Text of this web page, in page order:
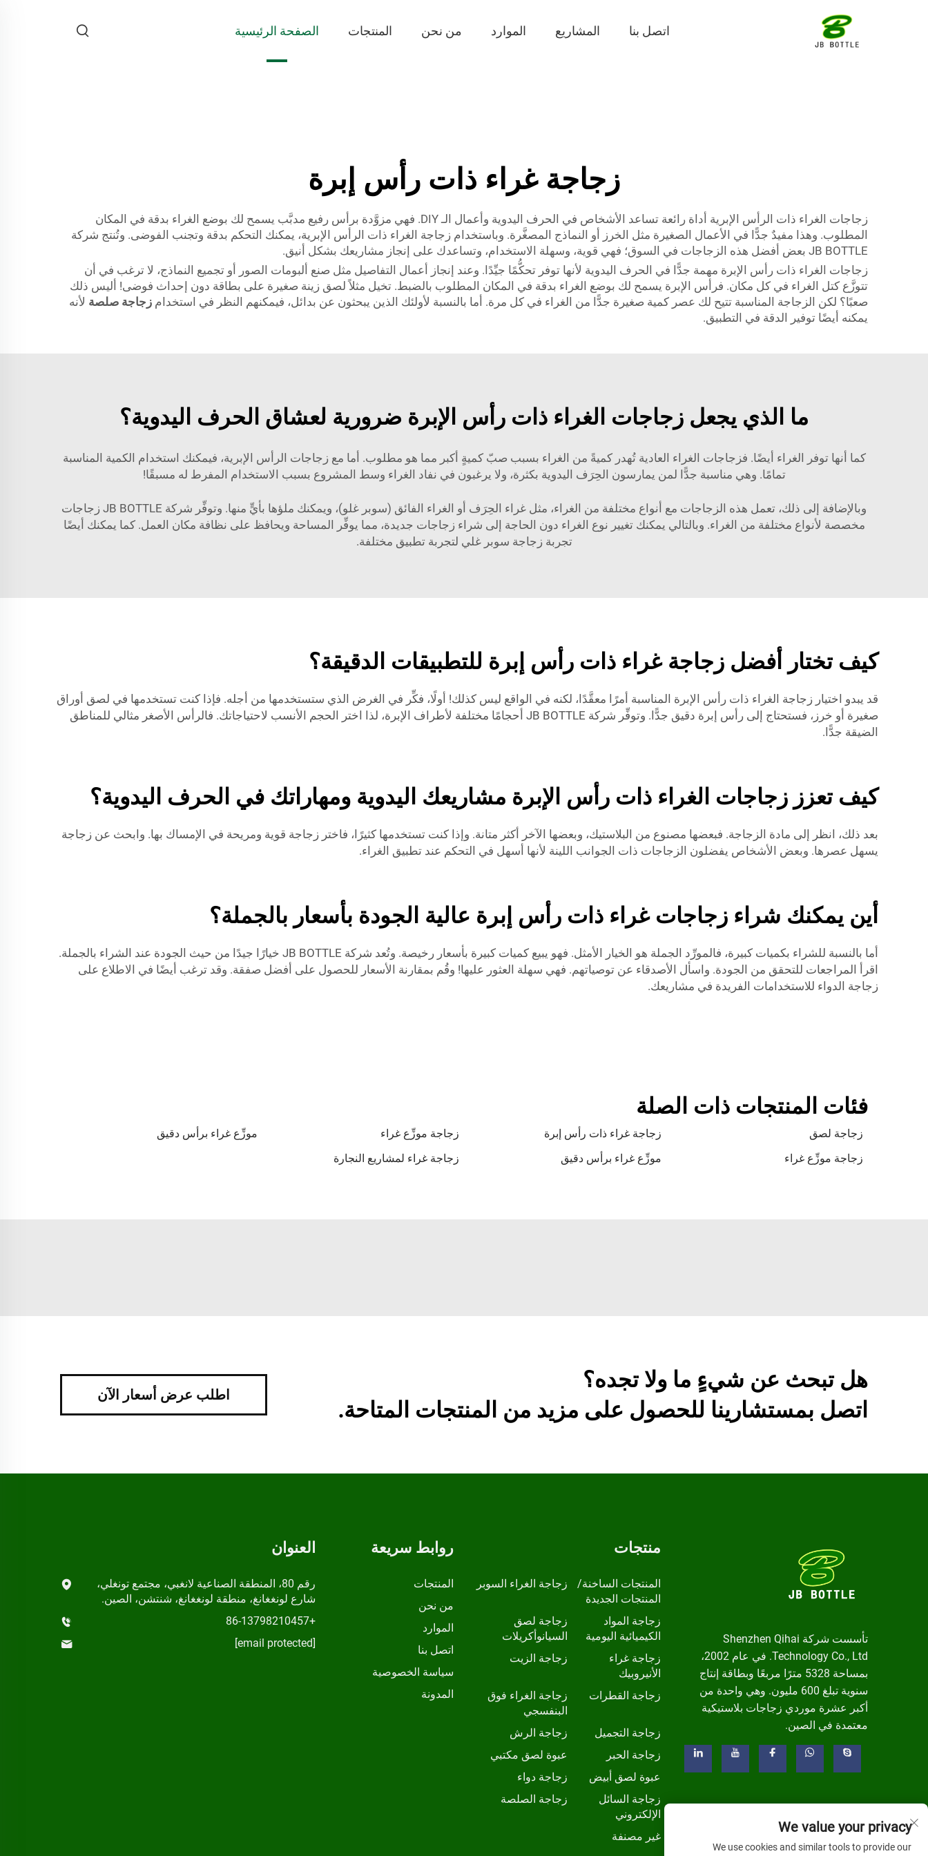
الصفحة الرئيسية المنتجات من نحن الموارد المشاريع اتصل بنا
زجاجة غراء ذات رأس إبرة
زجاجات الغراء ذات الرأس الإبرية أداة رائعة تساعد الأشخاص في الحرف اليدوية وأعمال الـ DIY. فهي مزوَّدة برأس رفيع مدبَّب يسمح لك بوضع الغراء بدقة في المكان
المطلوب. وهذا مفيدٌ جدًّا في الأعمال الصغيرة مثل الخرز أو النماذج المصغَّرة. وباستخدام زجاجة الغراء ذات الرأس الإبرية، يمكنك التحكم بدقة وتجنب الفوضى. وتُنتج شركة
JB BOTTLE بعض أفضل هذه الزجاجات في السوق؛ فهي قوية، وسهلة الاستخدام، وتساعدك على إنجاز مشاريعك بشكل أنيق.
زجاجات الغراء ذات رأس الإبرة مهمة جدًّا في الحرف اليدوية لأنها توفر تحكُّمًا جيِّدًا. وعند إنجاز أعمال التفاصيل مثل صنع ألبومات الصور أو تجميع النماذج، لا ترغب في أن
تتوزَّع كتل الغراء في كل مكان. فرأس الإبرة يسمح لك بوضع الغراء بدقة في المكان المطلوب بالضبط. تخيل مثلاً لصق زينة صغيرة على بطاقة دون إحداث فوضى! أليس ذلك
صعبًا؟ لكن الزجاجة المناسبة تتيح لك عصر كمية صغيرة جدًّا من الغراء في كل مرة. أما بالنسبة لأولئك الذين يبحثون عن بدائل، فيمكنهم النظر في استخدام زجاجة صلصة لأنه
يمكنه أيضًا توفير الدقة في التطبيق.
ما الذي يجعل زجاجات الغراء ذات رأس الإبرة ضرورية لعشاق الحرف اليدوية؟
كما أنها توفر الغراء أيضًا. فزجاجات الغراء العادية تُهدر كميةً من الغراء بسبب صبّ كميةٍ أكبر مما هو مطلوب. أما مع زجاجات الرأس الإبرية، فيمكنك استخدام الكمية المناسبة
تمامًا. وهي مناسبة جدًّا لمن يمارسون الحِرَف اليدوية بكثرة، ولا يرغبون في نفاد الغراء وسط المشروع بسبب الاستخدام المفرط له مسبقًا!
وبالإضافة إلى ذلك، تعمل هذه الزجاجات مع أنواع مختلفة من الغراء، مثل غراء الحِرَف أو الغراء الفائق (سوبر غلو)، ويمكنك ملؤها بأيٍّ منها. وتوفِّر شركة JB BOTTLE زجاجات
مخصصة لأنواع مختلفة من الغراء. وبالتالي يمكنك تغيير نوع الغراء دون الحاجة إلى شراء زجاجات جديدة، مما يوفِّر المساحة ويحافظ على نظافة مكان العمل. كما يمكنك أيضًا
تجربةزجاجة سوبر غلي لتجربة تطبيق مختلفة.
كيف تختار أفضل زجاجة غراء ذات رأس إبرة للتطبيقات الدقيقة؟
قد يبدو اختيار زجاجة الغراء ذات رأس الإبرة المناسبة أمرًا معقَّدًا، لكنه في الواقع ليس كذلك! أولًا، فكِّر في الغرض الذي ستستخدمها من أجله. فإذا كنت تستخدمها في لصق أوراق
صغيرة أو خرز، فستحتاج إلى رأس إبرة دقيق جدًّا. وتوفِّر شركة JB BOTTLE أحجامًا مختلفة لأطراف الإبرة، لذا اختر الحجم الأنسب لاحتياجاتك. فالرأس الأصغر مثالي للمناطق
الضيقة جدًّا.
كيف تعزز زجاجات الغراء ذات رأس الإبرة مشاريعك اليدوية ومهاراتك في الحرف اليدوية؟
بعد ذلك، انظر إلى مادة الزجاجة. فبعضها مصنوع من البلاستيك، وبعضها الآخر أكثر متانة. وإذا كنت تستخدمها كثيرًا، فاختر زجاجة قوية ومريحة في الإمساك بها. وابحث عن زجاجة
يسهل عصرها. وبعض الأشخاص يفضلون الزجاجات ذات الجوانب اللينة لأنها أسهل في التحكم عند تطبيق الغراء.
أين يمكنك شراء زجاجات غراء ذات رأس إبرة عالية الجودة بأسعار بالجملة؟
أما بالنسبة للشراء بكميات كبيرة، فالمورِّد الجملة هو الخيار الأمثل. فهو يبيع كميات كبيرة بأسعار رخيصة. وتُعد شركة JB BOTTLE خيارًا جيدًا من حيث الجودة عند الشراء بالجملة.
اقرأ المراجعات للتحقق من الجودة. واسأل الأصدقاء عن توصياتهم. فهي سهلة العثور عليها! وقُم بمقارنة الأسعار للحصول على أفضل صفقة. وقد ترغب أيضًا في الاطلاع على
زجاجة الدواء للاستخدامات الفريدة في مشاريعك.
فئات المنتجات ذات الصلة
زجاجة لصق زجاجة غراء ذات رأس إبرة زجاجة موزِّع غراء
موزِّع غراء برأس دقيق
زجاجة موزِّع غراء
موزِّع غراء برأس دقيق زجاجة غراء لمشاريع النجارة
هل تبحث عن شيءٍ ما ولا تجده؟
اتصل بمستشارينا للحصول على مزيد من المنتجات المتاحة.
اطلب عرض أسعار الآن
تأسست شركة Shenzhen Qihai
Technology Co., Ltd. في عام 2002،
بمساحة 5328 مترًا مربعًا وبطاقة إنتاج
سنوية تبلغ 600 مليون. وهي واحدة من
أكبر عشرة موردي زجاجات بلاستيكية
معتمدة في الصين.
منتجات
المنتجات الساخنة/
المنتجات الجديدة
زجاجة الغراء السوبر
زجاجة المواد
الكيميائية اليومية
زجاجة لصق
السيانوأكريلات
زجاجة غراء
الأنيروبيك
زجاجة الزيت
زجاجة القطرات
زجاجة الغراء فوق
البنفسجي
زجاجة التجميل
زجاجة الرش
زجاجة الحبر
عبوة لصق مكتبي
عبوة لصق أبيض
زجاجة دواء
زجاجة السائل
الإلكتروني
زجاجة الصلصة
غير مصنفة
روابط سريعة
المنتجات
من نحن
الموارد
اتصل بنا
سياسة الخصوصية
المدونة
العنوان
رقم 80، المنطقة الصناعية لانغبي، مجتمع تونغلي،
شارع لونغغانغ، منطقة لونغغانغ، شنتشن، الصين.
+86-13798210457
[email protected]
We value your privacy
We use cookies and similar tools to provide our